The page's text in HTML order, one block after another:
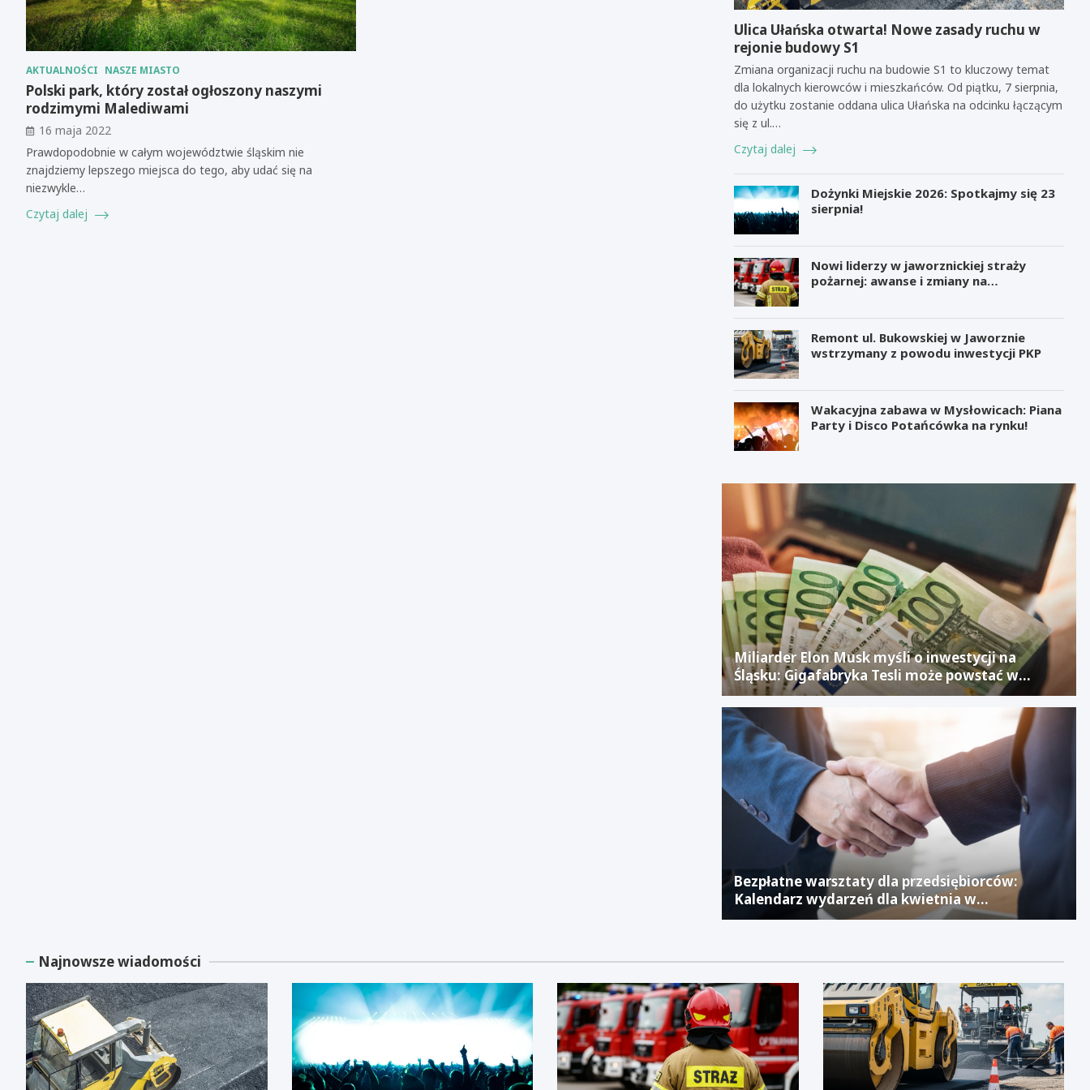
AKTUALNOŚCI NASZE MIASTO
Polski park, który został ogłoszony naszymi
rodzimymi Malediwami
16 maja 2022
Prawdopodobnie w całym województwie śląskim nie
znajdziemy lepszego miejsca do tego, aby udać się na
niezwykle…
Czytaj dalej
Ulica Ułańska otwarta! Nowe zasady ruchu w
rejonie budowy S1
Zmiana organizacji ruchu na budowie S1 to kluczowy temat
dla lokalnych kierowców i mieszkańców. Od piątku, 7 sierpnia,
do użytku zostanie oddana ulica Ułańska na odcinku łączącym
się z ul.…
Czytaj dalej
Dożynki Miejskie 2026: Spotkajmy się 23
sierpnia!
Nowi liderzy w jaworznickiej straży
pożarnej: awanse i zmiany na
Remont ul. Bukowskiej w Jaworznie
wstrzymany z powodu inwestycji PKP
Wakacyjna zabawa w Mysłowicach: Piana
Party i Disco Potańcówka na rynku!
Miliarder Elon Musk myśli o inwestycji na
Śląsku: Gigafabryka Tesli może powstać w
mieście po upadłym projekcie Izerze
Bezpłatne warsztaty dla przedsiębiorców:
Kalendarz wydarzeń dla kwietnia w
Jaworznickim Laboratorium Biznesu
Najnowsze wiadomości